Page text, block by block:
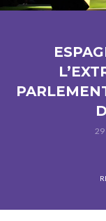
29